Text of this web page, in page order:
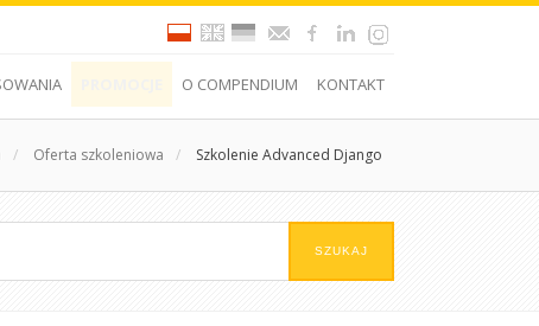
O COMPENDIUM KONTAKT
/ Oferta szkoleniowa / Szkolenie Advanced Django